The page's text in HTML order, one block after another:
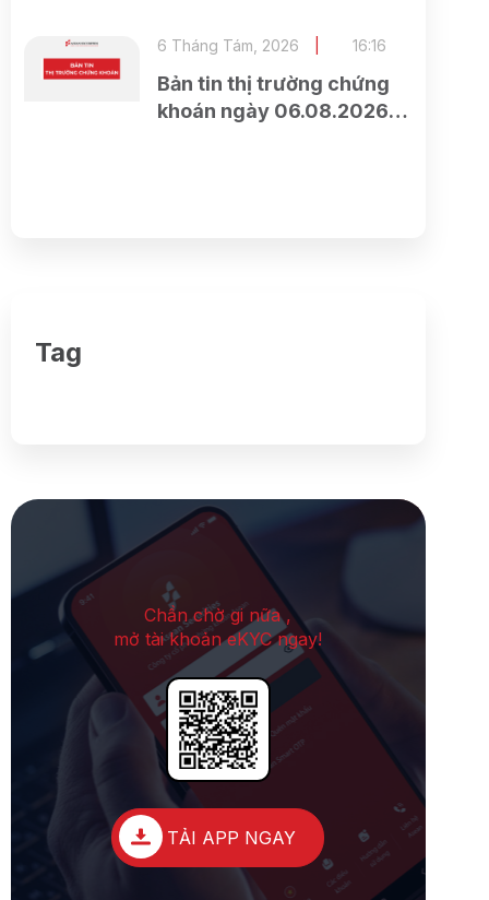
Bản tin thị trường chứng
khoán ngày 06.08.2026 –
6 Tháng Tám, 2026 16:16
Tag
Chần chờ gi nữa ,
mở tài khoản eKYC ngay!
TẢI APP NGAY